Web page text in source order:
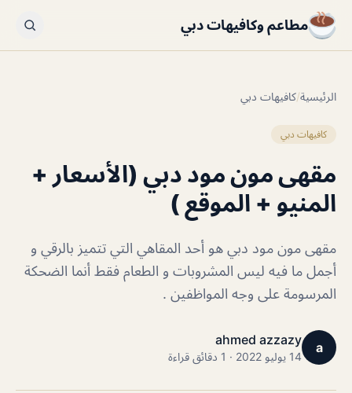
مطاعم وكافيهات دبي
الرئيسية/كافيهات دبي
كافيهات دبي
مقهى مون مود دبي (الأسعار +
المنيو + الموقع )
مقهى مون مود دبي هو أحد المقاهي التي تتميز بالرقي و
أجمل ما فيه ليس المشروبات و الطعام فقط أنما الضحكة
المرسومة على وجه المواظفين .
a
ahmed azzazy
14 يوليو 2022 · 1 دقائق قراءة